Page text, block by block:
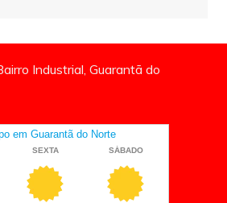
Industrial, Guarantã do